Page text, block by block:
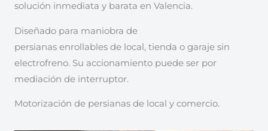
solución inmediata y barata en Valencia.
Diseñado para maniobra de
persianas enrollables de local, tienda o garaje sin
electrofreno. Su accionamiento puede ser por
mediación de interruptor.
Motorización de persianas de local y comercio.